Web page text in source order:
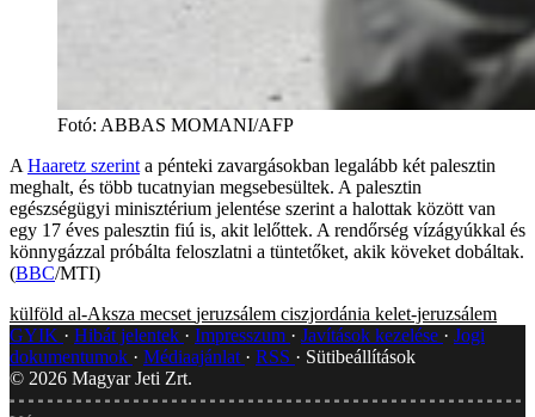
Fotó: ABBAS MOMANI/AFP
A Haaretz szerint a pénteki zavargásokban legalább két palesztin
meghalt, és több tucatnyian megsebesültek. A palesztin
egészségügyi minisztérium jelentése szerint a halottak között van
egy 17 éves palesztin fiú is, akit lelőttek. A rendőrség vízágyúkkal és
könnygázzal próbálta feloszlatni a tüntetőket, akik köveket dobáltak.
(BBC/MTI)
külföld al-Aksza mecset jeruzsálem ciszjordánia kelet-jeruzsálem
GYIK
Hibát jelentek Impresszum Javítások kezelése
Jogi
dokumentumok
Médiaajánlat RSS
Sütibeállítások
© 2026 Magyar Jeti Zrt.